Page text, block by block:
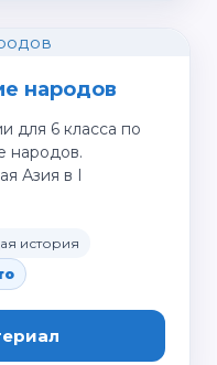
народов
для 6 класса по
народов.
Азия в I
история